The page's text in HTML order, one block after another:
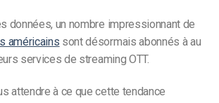
données, un nombre impressionnant de
américains sont désormais abonnés à au
services de streaming OTT.
attendre à ce que cette tendance